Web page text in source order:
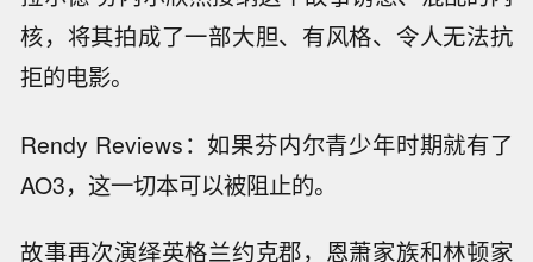
核，将其拍成了一部大胆、有风格、令人无法抗
拒的电影。
Rendy Reviews：如果芬内尔青少年时期就有了
AO3，这一切本可以被阻止的。
故事再次演绎英格兰约克郡，恩萧家族和林顿家